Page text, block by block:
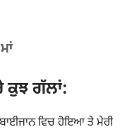
ਕੁਝ ਗੱਲਾਂ:
ਵਿਚ ਹੋਇਆ ਤੇ ਮੇਰੀ